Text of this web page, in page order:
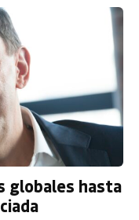
globales hasta